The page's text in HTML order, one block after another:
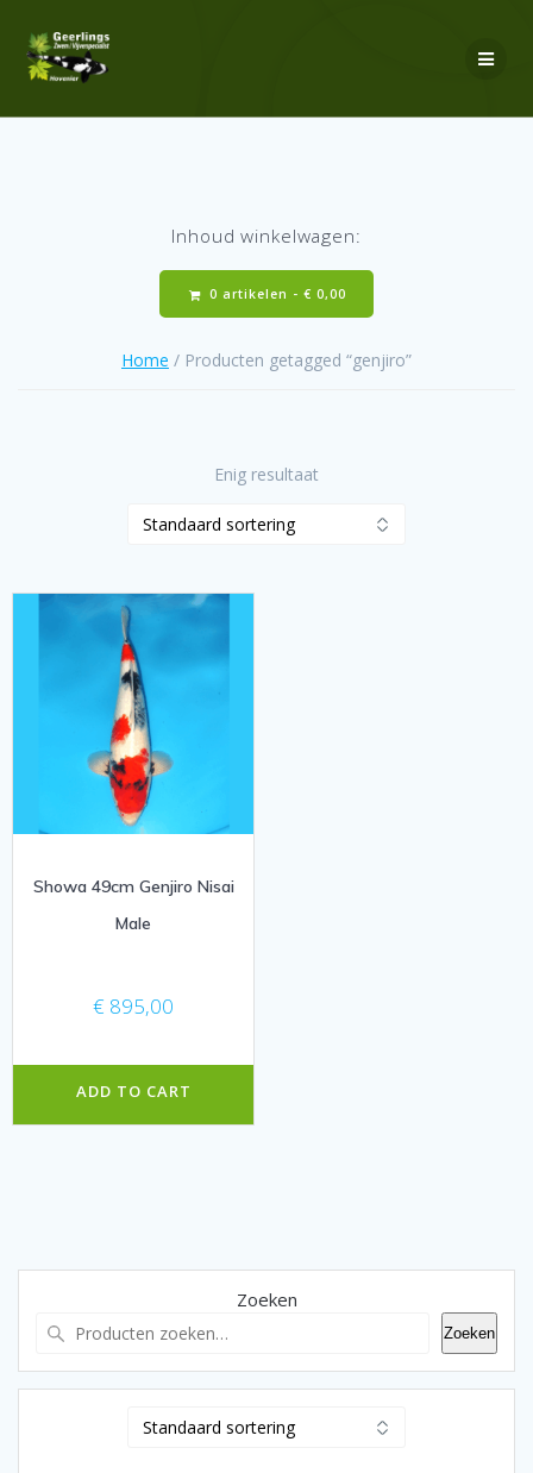
Inhoud winkelwagen:
0 artikelen - € 0,00
Home / Producten getagged “genjiro”
Enig resultaat
Showa 49cm Genjiro Nisai
Male
€ 895,00
ADD TO CART
Zoeken
Zoeken